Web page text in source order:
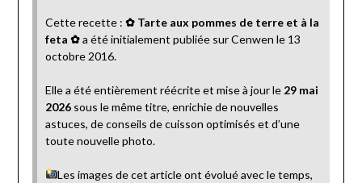
Cette recette : ✿ Tarte aux pommes de terre et à la
feta ✿a été initialement publiée sur Cenwen le 13
octobre 2016.
Elle a été entièrement réécrite et mise à jour le 29 mai
2026sous le même titre, enrichie de nouvelles
astuces, de conseils de cuisson optimisés et d’une
toute nouvelle photo.
Les images de cet article ont évolué avec le temps,